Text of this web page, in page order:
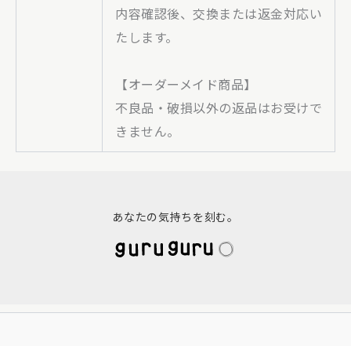
内容確認後、交換または返金対応い
たします。
【オーダーメイド商品】
不良品・破損以外の返品はお受けで
きません。
あなたの気持ちを刻む。